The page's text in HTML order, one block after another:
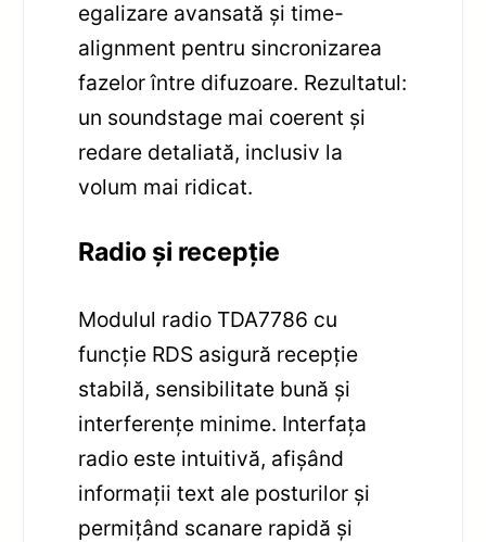
egalizare avansată și time-
alignment pentru sincronizarea
fazelor între difuzoare. Rezultatul:
un soundstage mai coerent și
redare detaliată, inclusiv la
volum mai ridicat.
Radio și recepție
Modulul radio TDA7786 cu
funcție RDS asigură recepție
stabilă, sensibilitate bună și
interferențe minime. Interfața
radio este intuitivă, afișând
informații text ale posturilor și
permițând scanare rapidă și